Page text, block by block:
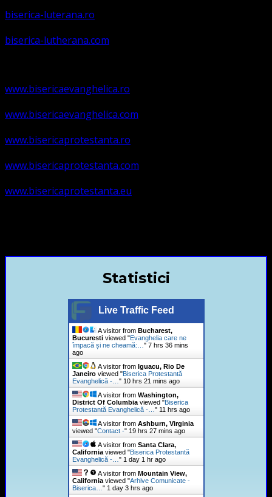
biserica-luterana.ro
biserica-lutherana.com
www.bisericaevanghelica.ro
www.bisericaevanghelica.com
www.bisericaprotestanta.ro
www.bisericaprotestanta.com
www.bisericaprotestanta.eu
Statistici
Live Traffic Feed
A visitor from Bucharest,
Bucurestiviewed "Evanghelia care ne
împacă și ne cheamă:… " 7 hrs 36 mins
ago
A visitor from Iguacu, Rio De
Janeiroviewed "Biserica Protestantă
Evanghelică -… " 10 hrs 21 mins ago
A visitor from Washington,
District Of Columbiaviewed "Biserica
Protestantă Evanghelică -… " 11 hrs ago
A visitor from Ashburn, Virginia
viewed "Contact -" 19 hrs 27 mins ago
A visitor from Santa Clara,
Californiaviewed "Biserica Protestantă
Evanghelică -… " 1 day 1 hr ago
A visitor from Mountain View,
Californiaviewed "Arhive Comunicate -
Biserica… " 1 day 3 hrs ago